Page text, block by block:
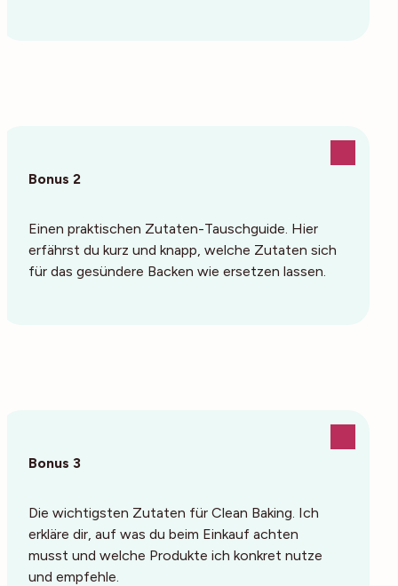
Bonus 2
Einen praktischen Zutaten-Tauschguide. Hier
erfährst du kurz und knapp, welche Zutaten sich
für das gesündere Backen wie ersetzen lassen.
Bonus 3
Die wichtigsten Zutaten für Clean Baking. Ich
erkläre dir, auf was du beim Einkauf achten
musst und welche Produkte ich konkret nutze
und empfehle.